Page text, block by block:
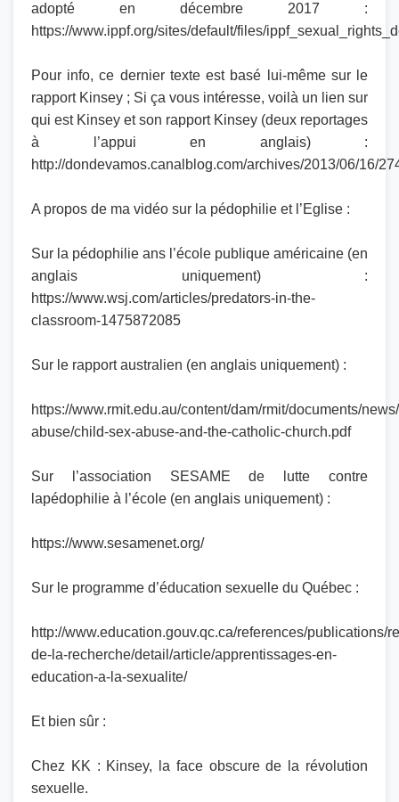
adopté en décembre 2017 :
https://www.ippf.org/sites/default/files/
Pour info, ce dernier texte est basé lui-même sur le
rapport Kinsey ; Si ça vous intéresse, voilà un lien sur
qui est Kinsey et son rapport Kinsey (deux reportages
à l’appui en anglais) :
http://dondevamos.canalblog.com/archives/2013/06/16/
A propos de ma vidéo sur la pédophilie et l’Eglise :
Sur la pédophilie ans l’école publique américaine (en
anglais uniquement) :
https://www.wsj.com/articles/predators-in-the-
classroom-1475872085
Sur le rapport australien (en anglais uniquement) :
https://www.rmit.edu.au/content/dam/rmit/documents/
abuse/child-sex-abuse-and-the-catholic-church.pdf
Sur l’association SESAME de lutte contre
lapédophilie à l’école (en anglais uniquement) :
https://www.sesamenet.org/
Sur le programme d’éducation sexuelle du Québec :
http://www.education.gouv.qc.ca/references/publications/
de-la-recherche/detail/article/apprentissages-en-
education-a-la-sexualite/
Et bien sûr :
Chez KK : Kinsey, la face obscure de la révolution
sexuelle.